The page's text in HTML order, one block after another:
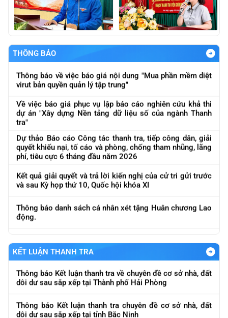
THÔNG BÁO
gửi sau Kỳ họp thứ Nhất, Quốc hội khóa XVI
Thông báo báo giá nội dung "Thực hiện đánh giá nội bộ
được ban hàng và quy định của pháp luật
Thông báo về việc báo giá nội dung "Mua phần mềm diệt
virut bản quyền quản lý tập trung"
Về việc báo giá phục vụ lập báo cáo nghiên cứu khả thi
dự án "Xây dựng Nền tảng dữ liệu số của ngành Thanh
tra"
Dự thảo Báo cáo Công tác thanh tra, tiếp công dân, giải
quyết khiếu nại, tố cáo và phòng, chống tham nhũng, lãng
phí, tiêu cực 6 tháng đầu năm 2026
Kết quả giải quyết và trả lời kiến nghị của cử tri gửi trước
và sau Kỳ họp thứ 10, Quốc hội khóa XI
động.
Về việc mời cung cấp báo giá phục vụ lập báo cáo nghiên
ngành Thanh tra"
kế 5 tháng
KẾT LUẬN THANH TRA
pháp luật trong hoạt động kinh doanh vàng
Thông báo Kết luận thanh tra về chuyên đề cơ sở nhà, đất
dôi dư sau sắp xếp tại Thành phố Hải Phòng
dôi dư sau sắp xếp tại tỉnh Bắc Ninh